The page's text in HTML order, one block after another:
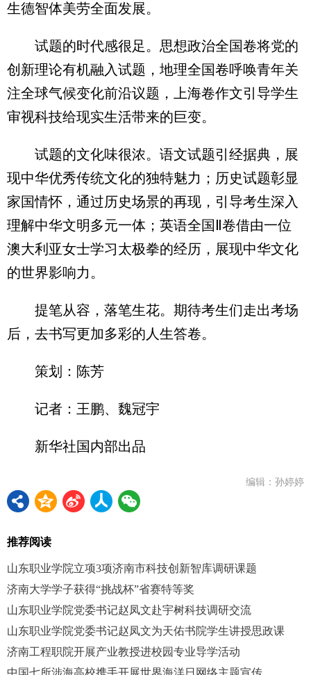
生德智体美劳全面发展。
试题的时代感很足。思想政治全国卷将党的
创新理论有机融入试题，地理全国卷呼唤青年关
注全球气候变化前沿议题，上海卷作文引导学生
审视科技给现实生活带来的巨变。
试题的文化味很浓。语文试题引经据典，展
现中华优秀传统文化的独特魅力；历史试题彰显
家国情怀，通过历史场景的再现，引导考生深入
理解中华文明多元一体；英语全国Ⅱ卷借由一位
澳大利亚女士学习太极拳的经历，展现中华文化
的世界影响力。
提笔从容，落笔生花。期待考生们走出考场
后，去书写更加多彩的人生答卷。
策划：陈芳
记者：王鹏、魏冠宇
新华社国内部出品
编辑：孙婷婷
推荐阅读
山东职业学院立项3项济南市科技创新智库调研课题
济南大学学子获得“挑战杯”省赛特等奖
山东职业学院党委书记赵凤文赴宇树科技调研交流
山东职业学院党委书记赵凤文为天佑书院学生讲授思政课
济南工程职院开展产业教授进校园专业导学活动
中国七所涉海高校携手开展世界海洋日网络主题宣传